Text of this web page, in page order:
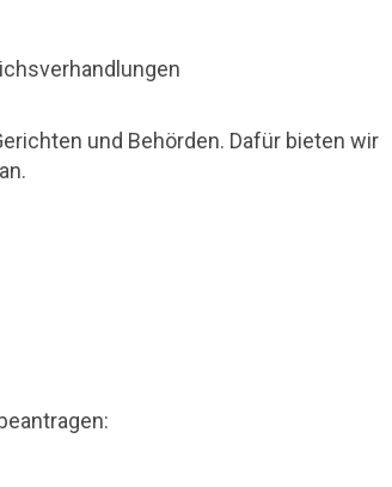
und Behörden. Dafür bieten wir